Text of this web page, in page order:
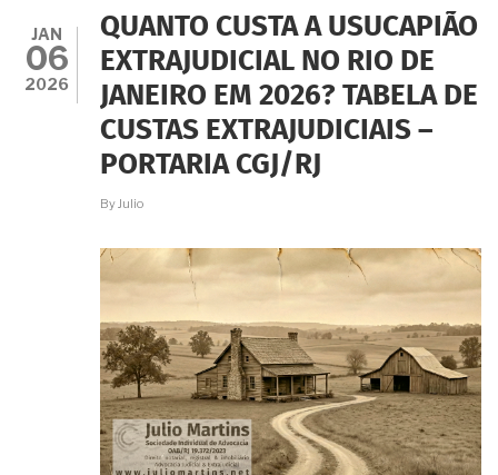
EXTRAJUDICIAL
APARECERAM
PROCESSOS
JUDICIAIS.
E
AGORA?
SERÁ
POSSÍVEL
PROSSEGUIR?
JAN
06
2026
QUANTO CUSTA A USUCAPIÃO
EXTRAJUDICIAL NO RIO DE
JANEIRO EM 2026? TABELA DE
CUSTAS EXTRAJUDICIAIS –
PORTARIA CGJ/RJ
By Julio